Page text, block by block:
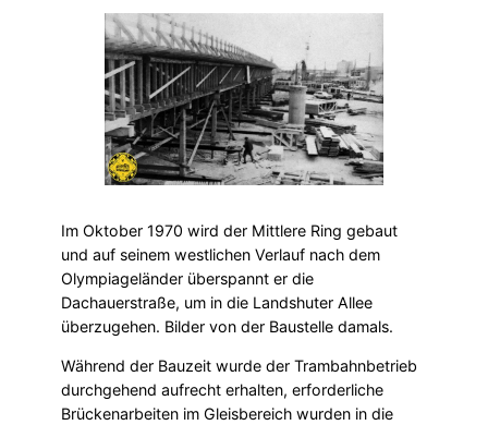
Im Oktober 1970 wird der Mittlere Ring gebaut
und auf seinem westlichen Verlauf nach dem
Olympiageländer überspannt er die
Dachauerstraße, um in die Landshuter Allee
überzugehen. Bilder von der Baustelle damals.
Während der Bauzeit wurde der Trambahnbetrieb
durchgehend aufrecht erhalten, erforderliche
Brückenarbeiten im Gleisbereich wurden in die